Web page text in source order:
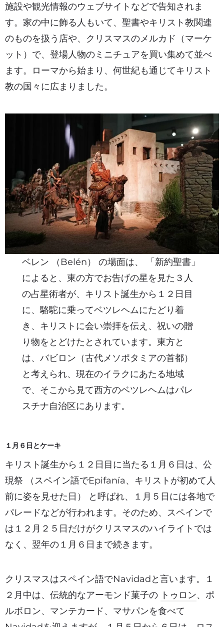
施設や観光情報のウェブサイトなどで告知されま
す。家の中に飾る人もいて、聖書やキリスト教関連
のものを扱う店や、クリスマスのメルカド（マーケ
ット）で、登場人物のミニチュアを買い集めて並べ
ます。ローマから始まり、何世紀も通じてキリスト
教の国々に広まりました。
ベレン （Belén） の場面は、 「新約聖書」
によると、東の方でお告げの星を見た３人
の占星術者が、キリスト誕生から１２日目
に、駱駝に乗ってベツレヘムにたどり着
き、キリストに会い崇拝を伝え、祝いの贈
り物をとどけたとされています。東方と
は、バビロン（古代メソポタミアの首都）
と考えられ、現在のイラクにあたる地域
で、そこから見て西方のベツレヘムはパレ
スチナ自治区にあります。
１月６日とケーキ
キリスト誕生から１２日目に当たる１月６日は、公
現祭 （スペイン語でEpifanía、キリストが初めて人
前に姿を見せた日） と呼ばれ、１月５日には各地で
パレードなどが行われます。そのため、スペインで
は１２月２５日だけがクリスマスのハイライトでは
なく、翌年の１月６日まで続きます。
クリスマスはスペイン語でNavidadと言います。１
２月中は、伝統的なアーモンド菓子の トゥロン、ポ
ルボロン、マンテカード、マサパンを食べて